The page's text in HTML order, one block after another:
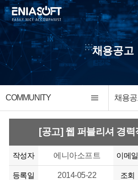
채용공고
COMMUNITY 채용
[공고] 웹 퍼블리셔 경
작성자 에니아소프트 이메일
등록일 2014-05-22 조회